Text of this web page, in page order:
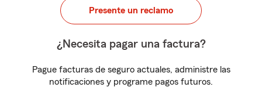
Presente un reclamo
¿Necesita pagar una factura?
Pague facturas de seguro actuales, administre las
notificaciones y programe pagos futuros.